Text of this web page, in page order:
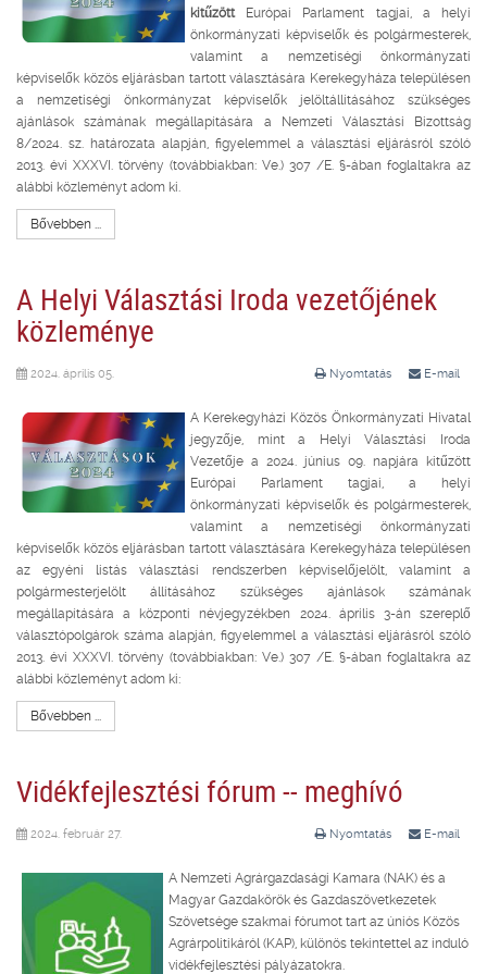
kitűzöttEurópai Parlament tagjai, a helyi
önkormányzati képviselők és polgármesterek,
valamint a nemzetiségi önkormányzati
képviselők közös eljárásban tartott választására Kerekegyháza településen
a nemzetiségi önkormányzat képviselők jelöltállításához szükséges
ajánlások számának megállapítására a Nemzeti Választási Bizottság
8/2024. sz. határozata alapján, figyelemmel a választási eljárásról szóló
2013. évi XXXVI. törvény (továbbiakban: Ve.) 307 /E. §-ában foglaltakra az
alábbi közleményt adom ki.
Bővebben ...
A Helyi Választási Iroda vezetőjének
közleménye
Nyomtatás E-mail
2024. április 05.
A Kerekegyházi Közös Önkormányzati Hivatal
jegyzője, mint a Helyi Választási Iroda
Vezetője a 2024. június 09. napjára kitűzött
Európai Parlament tagjai, a helyi
önkormányzati képviselők és polgármesterek,
valamint a nemzetiségi önkormányzati
képviselők közös eljárásban tartott választására Kerekegyháza településen
az egyéni listás választási rendszerben képviselőjelölt, valamint a
polgármesterjelölt állításához szükséges ajánlások számának
megállapítására a központi névjegyzékben 2024. április 3-án szereplő
választópolgárok száma alapján, figyelemmel a választási eljárásról szóló
2013. évi XXXVI. törvény (továbbiakban: Ve.) 307 /E. §-ában foglaltakra az
alábbi közleményt adom ki:
Bővebben ...
Vidékfejlesztési fórum -- meghívó
Nyomtatás E-mail
2024. február 27.
A Nemzeti Agrárgazdasági Kamara (NAK) és a
Magyar Gazdakörök és Gazdaszövetkezetek
Szövetsége szakmai fórumot tart az úniós Közös
Agrárpolitikáról (KAP), különös tekintettel az induló
vidékfejlesztési pályázatokra.